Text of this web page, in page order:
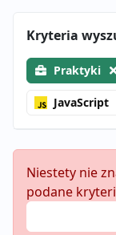
Kryteria
Praktyki
JavaScript
Niestety nie
podane